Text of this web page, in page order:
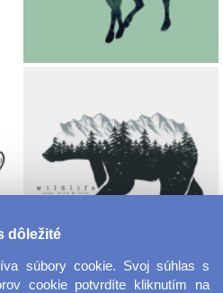
dôležité
súbory cookie. Svoj súhlas s
cookie potvrdíte kliknutím na